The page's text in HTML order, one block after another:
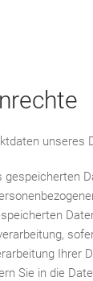
Ihrer
Sie in die